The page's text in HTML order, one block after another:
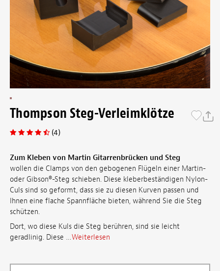
Thompson Steg-Verleimklötze
(4)
Zum Kleben von Martin Gitarrenbrücken und Steg
wollen die Clamps von den gebogenen Flügeln einer Martin-
oder Gibson®-Steg schieben. Diese kleberbeständigen Nylon-
Culs sind so geformt, dass sie zu diesen Kurven passen und
Ihnen eine flache Spannfläche bieten, während Sie die Steg
schützen.
Dort, wo diese Kuls die Steg berühren, sind sie leicht
geradlinig. Diese …Weiterlesen